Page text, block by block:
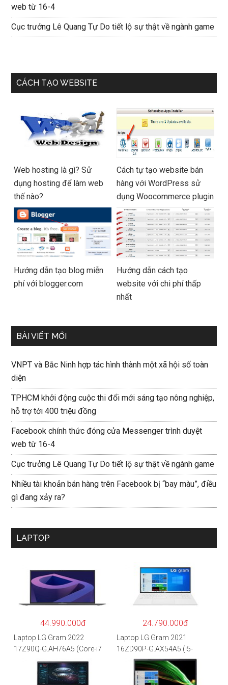
web từ 16-4
Cục trưởng Lê Quang Tự Do tiết lộ sự thật về ngành game
CÁCH TẠO WEBSITE
Web hosting là gì? Sử
dụng hosting để làm web
thế nào?
Cách tự tạo website bán
hàng với WordPress sử
dụng Woocommerce plugin
Hướng dẫn tạo blog miễn
phí với blogger.com
Hướng dẫn cách tạo
website với chi phí thấp
nhất
BÀI VIẾT MỚI
VNPT và Bắc Ninh hợp tác hình thành một xã hội số toàn
diện
TPHCM khởi động cuộc thi đổi mới sáng tạo nông nghiệp,
hỗ trợ tới 400 triệu đồng
Facebook chính thức đóng cửa Messenger trình duyệt
web từ 16-4
Cục trưởng Lê Quang Tự Do tiết lộ sự thật về ngành game
Nhiều tài khoản bán hàng trên Facebook bị “bay màu”, điều
gì đang xảy ra?
LAPTOP
44.990.000đ
Laptop LG Gram 2022
17Z90Q-G.AH76A5 (Core-i7
1260P/16GB/512GB/17″
WQXGA/Win 11/Xám)
24.790.000đ
Laptop LG Gram 2021
16ZD90P-G.AX54A5 (i5-
1135G7/8GB RAM/512GB
SSD/16″WQXGA/Dos/Trắng)